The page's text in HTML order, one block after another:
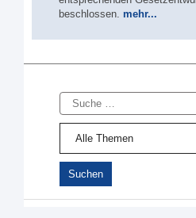
beschlossen. mehr...
Suche